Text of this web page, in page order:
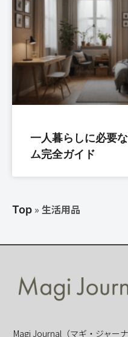
一人暮らしに必要
ム完全ガイド
Top » 生活用品
Magi Journal（マギ・ジャー